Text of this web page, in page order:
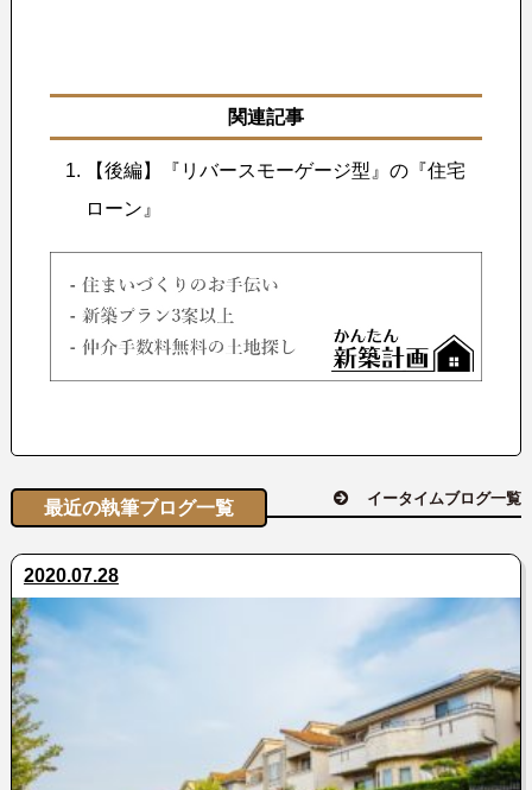
関連記事
【後編】『リバースモーゲージ型』の『住宅
ローン』
最近の執筆ブログ一覧 イータイムブログ一覧
2020.07.28